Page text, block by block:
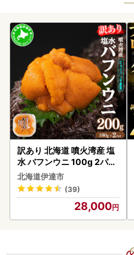
訳あり 北海道 噴火湾産 塩
水 バフンウニ 100g 2パッ
ク 計200g 《アフター保証
付き》うに ウニ 雲丹 海鮮
海の幸 魚介類 ウニ丼 お寿
司 濃厚 無添加 産地直送 お
取り寄せ 山村水産 送料無
北海道伊達市
(39)
28,000